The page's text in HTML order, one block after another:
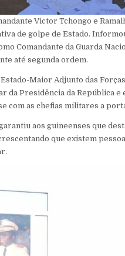
Victor Tchongo e
de golpe de Estado.
Comandante da Guarda
até segunda ordem.
Maior Adjunto das
da Presidência da República e
com as chefias militares a
aos guineenses que
que existem